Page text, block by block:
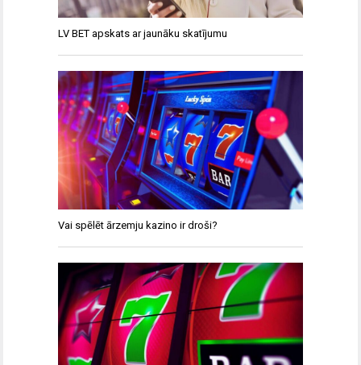
LV BET apskats ar jaunāku skatījumu
Vai spēlēt ārzemju kazino ir droši?